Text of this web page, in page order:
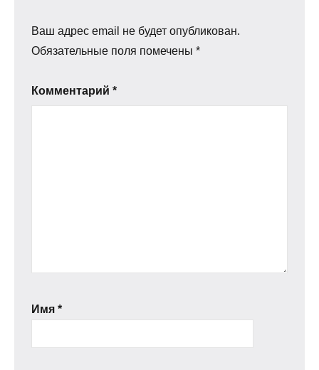
Ваш адрес email не будет опубликован.
Обязательные поля помечены *
Комментарий *
Имя *